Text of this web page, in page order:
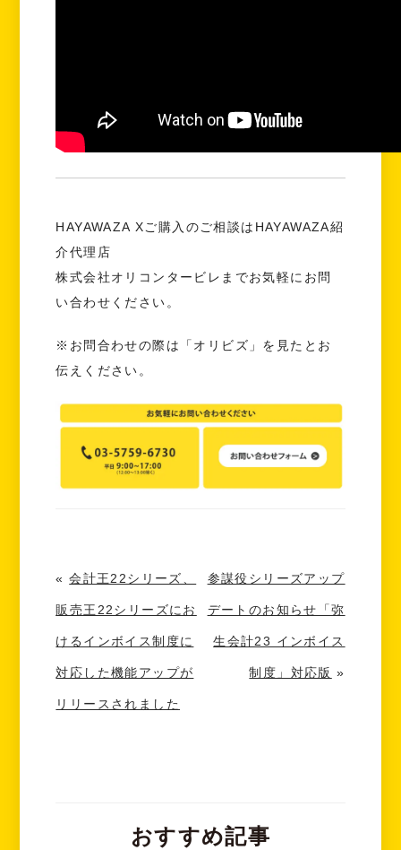
HAYAWAZA Xご購入のご相談はHAYAWAZA紹
介代理店
株式会社オリコンタービレまでお気軽にお問
い合わせください。
※お問合わせの際は「オリビズ」を見たとお
伝えください。
«会計王22シリーズ、
販売王22シリーズにお
けるインボイス制度に
対応した機能アップが
リリースされました
参謀役シリーズアップ
デートのお知らせ「弥
生会計23 インボイス
制度」対応版 »
おすすめ記事